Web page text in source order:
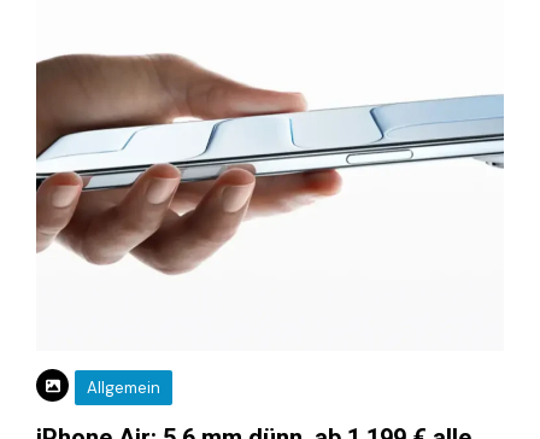
Allgemein